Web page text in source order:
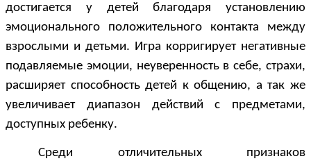
достигается у детей благодаря установлению
эмоционального положительного контакта между
взрослыми и детьми. Игра корригирует негативные
подавляемые эмоции, неуверенность в себе, страхи,
расширяет способность детей к общению, а так же
увеличивает диапазон действий с предметами,
доступных ребенку.
Среди отличительных признаков